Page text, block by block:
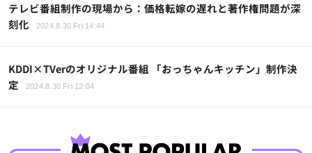
テレビ番組制作の現場から：価格転嫁の遅れと著作権問題が深
刻化
2024.8.30 Fri 14:44
KDDI×TVerのオリジナル番組 「おっちゃんキッチン」制作決
定
2024.8.30 Fri 12:04